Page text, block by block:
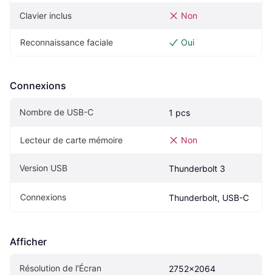
Clavier inclus Non
Reconnaissance faciale Oui
Connexions
Nombre de USB-C 1 pcs
Lecteur de carte mémoire Non
Version USB Thunderbolt 3
Connexions Thunderbolt, USB-C
Afficher
Résolution de l'Écran 2752x2064